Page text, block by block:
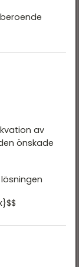
av
önskade